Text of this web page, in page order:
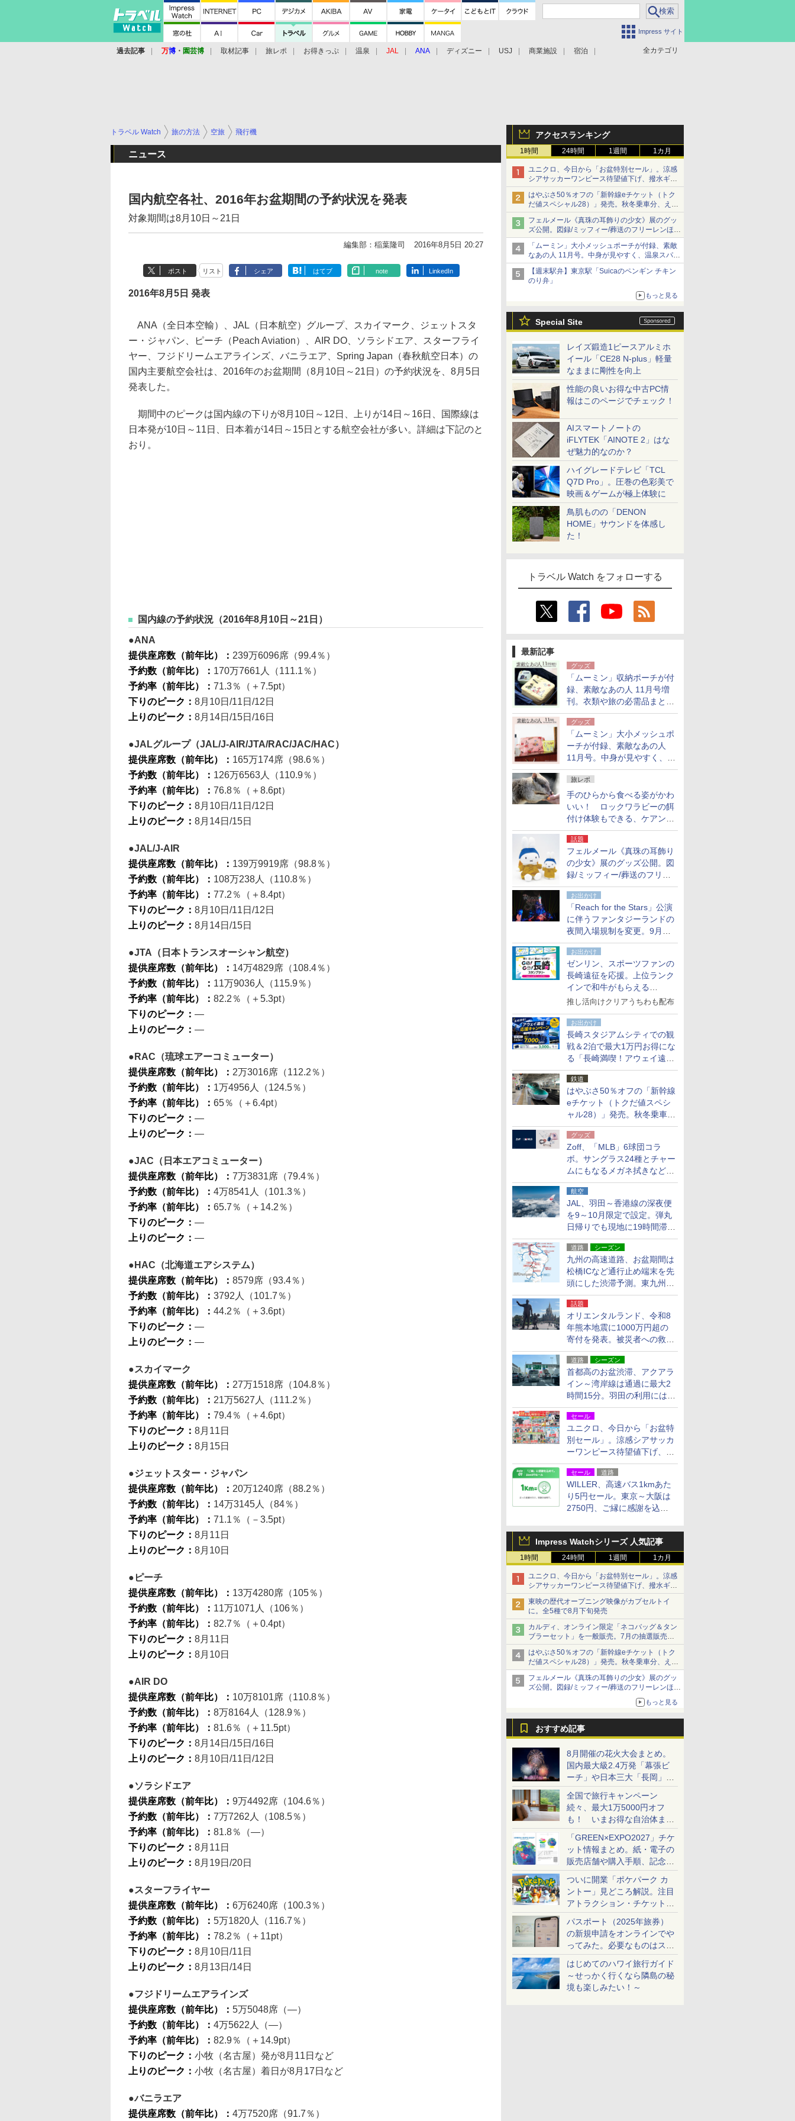
Impress サイト
全カテゴリ
過去記事 万博 ・ 園芸博 取材記事 旅レポ お得きっぷ 温泉 JAL ANA ディズニー USJ 商業施設 宿泊
アクセスランキング
1時間 24時間 1週間 1カ月
ユニクロ、今日から「お盆特別セール」。涼感
シアサッカーワンピース待望値下げ、撥水ギア
ショーツは1990円に
はやぶさ50％オフの「新幹線eチケット（トク
だ値スペシャル28）」発売。秋冬乗車分、えき
ねっと限定
フェルメール《真珠の耳飾りの少女》展のグッ
ズ公開。図録/ミッフィー/葬送のフリーレンほ
か、注目ブランドコラボが実現
「ムーミン」大小メッシュポーチが付録、素敵
なあの人 11月号。中身が見やすく、温泉スパに
も使える
【週末駅弁】東京駅「Suicaのペンギン チキン
のり弁」
もっと見る
Special Site
レイズ鍛造1ピースアルミホ
イール「CE28 N-plus」軽量
なままに剛性を向上
性能の良いお得な中古PC情
報はこのページでチェック！
AIスマートノートの
iFLYTEK「AINOTE 2」はな
ぜ魅力的なのか？
ハイグレードテレビ「TCL
Q7D Pro」。圧巻の色彩美で
映画＆ゲームが極上体験に
鳥肌ものの「DENON
HOME」サウンドを体感し
た！
トラベル Watch をフォローする
最新記事
グッズ
「ムーミン」収納ポーチが付
録、素敵なあの人 11月号増
刊。衣類や旅の必需品まとま
る大小2個セット
グッズ
「ムーミン」大小メッシュポ
ーチが付録、素敵なあの人
11月号。中身が見やすく、温
泉スパにも使える
旅レポ
手のひらから食べる姿がかわ
いい！ ロックワラビーの餌
付け体験もできる、ケアンズ
でアサートン高原の日本語ガ
イド付きツアーに参加してみ
た
話題
フェルメール《真珠の耳飾り
の少女》展のグッズ公開。図
録/ミッフィー/葬送のフリー
レンほか、注目ブランドコラ
ボが実現
お出かけ
「Reach for the Stars」公演
に伴うファンタジーランドの
夜間入場規制を変更。9月か
ら18時50分～20時ごろに
お出かけ
ゼンリン、スポーツファンの
長崎遠征を応援。上位ランク
インで和牛がもらえる
「GO！GO！長崎スタンプラ
推し活向けクリアうちわも配布
お出かけ
長崎スタジアムシティでの観
戦＆2泊で最大1万円お得にな
る「長崎満喫！アウェイ遠征
応援キャンペーン」
鉄道
はやぶさ50％オフの「新幹線
eチケット（トクだ値スペシ
ャル28）」発売。秋冬乗車
分、えきねっと限定
グッズ
Zoff、「MLB」6球団コラ
ボ。サングラス24種とチャー
ムにもなるメガネ拭きなど雑
貨24種
航空
JAL、羽田～香港線の深夜便
を9～10月限定で設定。弾丸
日帰りでも現地に19時間滞在
できる
道路 シーズン
九州の高速道路、お盆期間は
松橋ICなど通行止め端末を先
頭にした渋滞予測。東九州道
への迂回は料金調整を実施
話題
オリエンタルランド、令和8
年熊本地震に1000万円超の
寄付を発表。被災者への救援
活動・復旧支援
道路 シーズン
首都高のお盆渋滞、アクアラ
イン～湾岸線は通過に最大2
時間15分。羽田の利用には
「空港西出口」の利用検討を
セール
ユニクロ、今日から「お盆特
別セール」。涼感シアサッカ
ーワンピース待望値下げ、撥
水ギアショーツは1990円に
セール 道路
WILLER、高速バス1kmあた
り5円セール。東京～大阪は
2750円、ご縁に感謝を込め
Impress Watchシリーズ 人気記事
1時間 24時間 1週間 1カ月
ユニクロ、今日から「お盆特別セール」。涼感
シアサッカーワンピース待望値下げ、撥水ギア
ショーツは1990円に
東映の歴代オープニング映像がカプセルトイ
に。全5種で8月下旬発売
カルディ、オンライン限定「ネコバッグ＆タン
ブラーセット」を一般販売。7月の抽選販売の
当選無効分
はやぶさ50％オフの「新幹線eチケット（トク
だ値スペシャル28）」発売。秋冬乗車分、えき
ねっと限定
フェルメール《真珠の耳飾りの少女》展のグッ
ズ公開。図録/ミッフィー/葬送のフリーレンほ
もっと見る
おすすめ記事
8月開催の花火大会まとめ。
国内最大級2.4万発「幕張ビ
ーチ」や日本三大「長岡」な
ど大型イベント目白押し！
全国で旅行キャンペーン
続々、最大1万5000円オフ
も！ いまお得な自治体まと
め
「GREEN×EXPO2027」チケ
ット情報まとめ。紙・電子の
販売店舗や購入手順、記念チ
ケットも解説
ついに開業「ポケパーク カ
ントー」見どころ解説。注目
アトラクション・チケット手
配・来場前に必要な準備は？
パスポート（2025年旅券）
の新規申請をオンラインでや
ってみた。必要なものはスマ
ホとマイナカードのみ
はじめてのハワイ旅行ガイド
～せっかく行くなら隣島の秘
境も楽しみたい！～
トラベル Watch 旅の方法 空旅 飛行機
ニュース
国内航空各社、2016年お盆期間の予約状況を発表
対象期間は8月10日～21日
編集部：稲葉隆司 2016年8月5日 20:27
ポスト リスト シェア はてブ note LinkedIn
2016年8月5日 発表
ANA（全日本空輸）、JAL（日本航空）グループ、スカイマーク、ジェットスタ
ー・ジャパン、ピーチ（Peach Aviation）、AIR DO、ソラシドエア、スターフライ
ヤー、フジドリームエアラインズ、バニラエア、Spring Japan（春秋航空日本）の
国内主要航空会社は、2016年のお盆期間（8月10日～21日）の予約状況を、8月5日
発表した。
期間中のピークは国内線の下りが8月10日～12日、上りが14日～16日、国際線は
日本発が10日～11日、日本着が14日～15日とする航空会社が多い。詳細は下記のと
おり。
国内線の予約状況（2016年8月10日～21日）
ANA
提供座席数（前年比）： 239万6096席（99.4％）
予約数（前年比）： 170万7661人（111.1％）
予約率（前年比）： 71.3％（＋7.5pt）
下りのピーク： 8月10日/11日/12日
上りのピーク： 8月14日/15日/16日
JALグループ（JAL/J-AIR/JTA/RAC/JAC/HAC）
提供座席数（前年比）： 165万174席（98.6％）
予約数（前年比）： 126万6563人（110.9％）
予約率（前年比）： 76.8％（＋8.6pt）
下りのピーク： 8月10日/11日/12日
上りのピーク： 8月14日/15日
JAL/J-AIR
提供座席数（前年比）： 139万9919席（98.8％）
予約数（前年比）： 108万238人（110.8％）
予約率（前年比）： 77.2％（＋8.4pt）
下りのピーク： 8月10日/11日/12日
上りのピーク： 8月14日/15日
JTA（日本トランスオーシャン航空）
提供座席数（前年比）： 14万4829席（108.4％）
予約数（前年比）： 11万9036人（115.9％）
予約率（前年比）： 82.2％（＋5.3pt）
下りのピーク： ―
上りのピーク： ―
RAC（琉球エアーコミューター）
提供座席数（前年比）： 2万3016席（112.2％）
予約数（前年比）： 1万4956人（124.5％）
予約率（前年比）： 65％（＋6.4pt）
下りのピーク： ―
上りのピーク： ―
JAC（日本エアコミューター）
提供座席数（前年比）： 7万3831席（79.4％）
予約数（前年比）： 4万8541人（101.3％）
予約率（前年比）： 65.7％（＋14.2％）
下りのピーク： ―
上りのピーク： ―
HAC（北海道エアシステム）
提供座席数（前年比）： 8579席（93.4％）
予約数（前年比）： 3792人（101.7％）
予約率（前年比）： 44.2％（＋3.6pt）
下りのピーク： ―
上りのピーク： ―
スカイマーク
提供座席数（前年比）： 27万1518席（104.8％）
予約数（前年比）： 21万5627人（111.2％）
予約率（前年比）： 79.4％（＋4.6pt）
下りのピーク： 8月11日
上りのピーク： 8月15日
ジェットスター・ジャパン
提供座席数（前年比）： 20万1240席（88.2％）
予約数（前年比）： 14万3145人（84％）
予約率（前年比）： 71.1％（－3.5pt）
下りのピーク： 8月11日
上りのピーク： 8月10日
ピーチ
提供座席数（前年比）： 13万4280席（105％）
予約数（前年比）： 11万1071人（106％）
予約率（前年比）： 82.7％（＋0.4pt）
下りのピーク： 8月11日
上りのピーク： 8月10日
AIR DO
提供座席数（前年比）： 10万8101席（110.8％）
予約数（前年比）： 8万8164人（128.9％）
予約率（前年比）： 81.6％（＋11.5pt）
下りのピーク： 8月14日/15日/16日
上りのピーク： 8月10日/11日/12日
ソラシドエア
提供座席数（前年比）： 9万4492席（104.6％）
予約数（前年比）： 7万7262人（108.5％）
予約率（前年比）： 81.8％（―）
下りのピーク： 8月11日
上りのピーク： 8月19日/20日
スターフライヤー
提供座席数（前年比）： 6万6240席（100.3％）
予約数（前年比）： 5万1820人（116.7％）
予約率（前年比）： 78.2％（＋11pt）
下りのピーク： 8月10日/11日
上りのピーク： 8月13日/14日
フジドリームエアラインズ
提供座席数（前年比）： 5万5048席（―）
予約数（前年比）： 4万5622人（―）
予約率（前年比）： 82.9％（＋14.9pt）
下りのピーク： 小牧（名古屋）発が8月11日など
上りのピーク： 小牧（名古屋）着日が8月17日など
バニラエア
提供座席数（前年比）： 4万7520席（91.7％）